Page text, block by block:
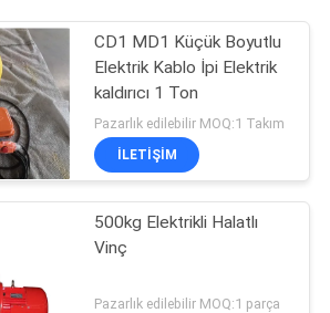
CD1 MD1 Küçük Boyutlu
Elektrik Kablo İpi Elektrik
kaldırıcı 1 Ton
Pazarlık edilebilir MOQ:1 Takım
ILETIŞIM
500kg Elektrikli Halatlı
Vinç
Pazarlık edilebilir MOQ:1 parça